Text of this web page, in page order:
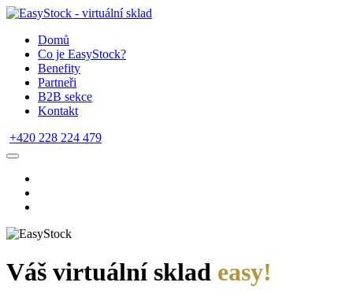
Domů
Co je EasyStock?
Benefity
Partneři
B2B sekce
Kontakt
+420 228 224 479
Váš virtuální sklad easy!